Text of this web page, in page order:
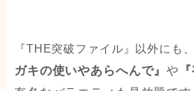
『THE突破ファイル』以外にも、
ガキの使いやあらへんで』や